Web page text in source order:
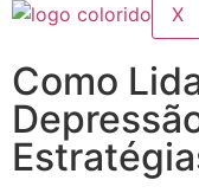
X
Como